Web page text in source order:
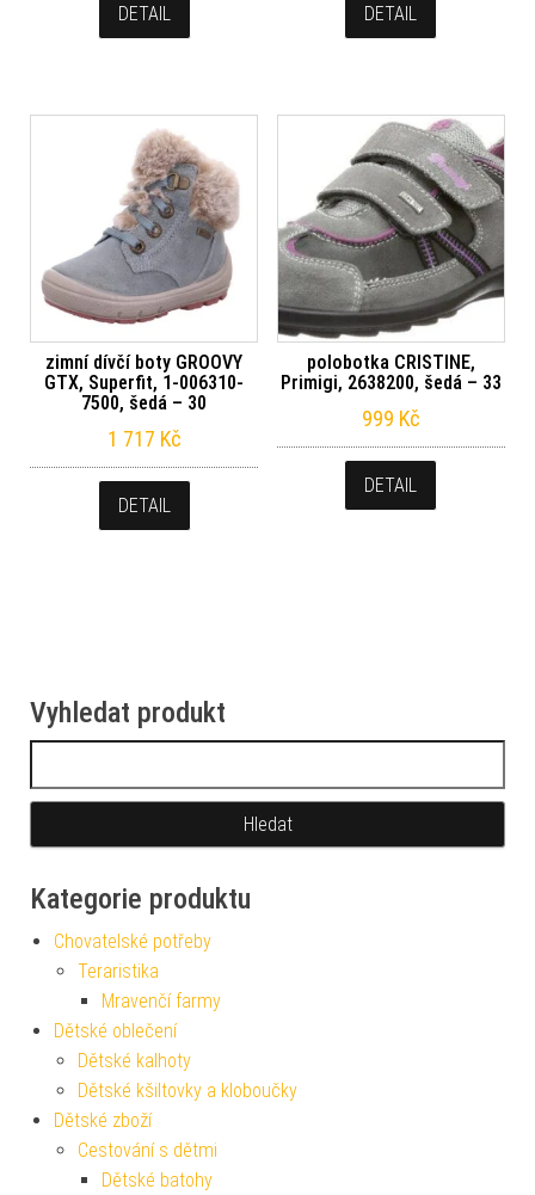
DETAIL DETAIL
zimní dívčí boty GROOVY
GTX, Superfit, 1-006310-
7500, šedá – 30
1 717 Kč
DETAIL
polobotka CRISTINE,
Primigi, 2638200, šedá – 33
999 Kč
DETAIL
Vyhledat produkt
Kategorie produktu
Chovatelské potřeby
Teraristika
Mravenčí farmy
Dětské oblečení
Dětské kalhoty
Dětské kšiltovky a kloboučky
Dětské zboží
Cestování s dětmi
Dětské batohy